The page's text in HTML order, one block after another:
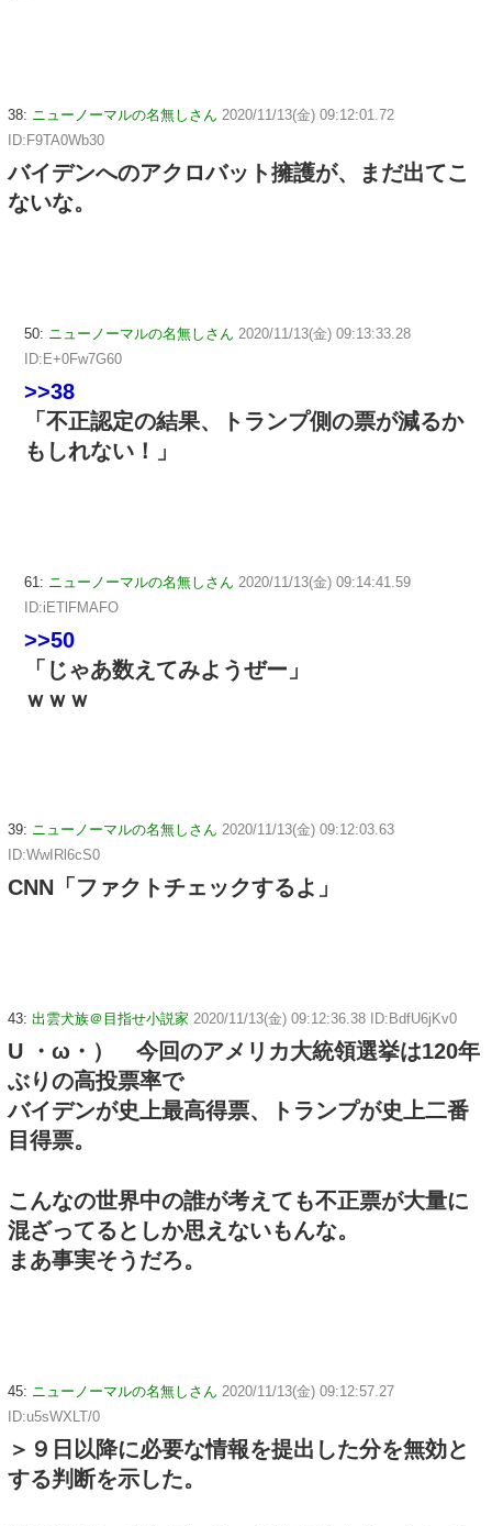
38: ニューノーマルの名無しさん 2020/11/13(金) 09:12:01.72
ID:F9TA0Wb30
バイデンへのアクロバット擁護が、まだ出てこ
ないな。
50: ニューノーマルの名無しさん 2020/11/13(金) 09:13:33.28
ID:E+0Fw7G60
>>38
「不正認定の結果、トランプ側の票が減るか
もしれない！」
61: ニューノーマルの名無しさん 2020/11/13(金) 09:14:41.59
ID:iETlFMAFO
>>50
「じゃあ数えてみようぜー」
ｗｗｗ
39: ニューノーマルの名無しさん 2020/11/13(金) 09:12:03.63
ID:WwIRl6cS0
CNN「ファクトチェックするよ」
43: 出雲犬族＠目指せ小説家 2020/11/13(金) 09:12:36.38 ID:BdfU6jKv0
U ・ω・） 今回のアメリカ大統領選挙は120年
ぶりの高投票率で
バイデンが史上最高得票、トランプが史上二番
目得票。
こんなの世界中の誰が考えても不正票が大量に
混ざってるとしか思えないもんな。
まあ事実そうだろ。
45: ニューノーマルの名無しさん 2020/11/13(金) 09:12:57.27
ID:u5sWXLT/0
＞９日以降に必要な情報を提出した分を無効と
する判断を示した。